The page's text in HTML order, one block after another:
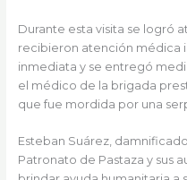
Durante esta visita se logró
recibieron atención médica
inmediata y se entregó
el médico de la brigada
que fue mordida por una
Esteban Suárez,
Patronato de Pastaza y sus